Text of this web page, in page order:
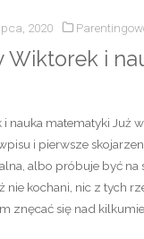
2020
Wiktorek i
nauka matematyki Już
i pierwsze
albo próbuje być na
nie kochani, nic z tych
znęcać się nad